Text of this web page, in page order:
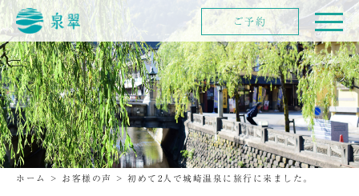
ホーム > お客様の声 > 初めて2人で城崎温泉に旅行に来ました。
ご予約